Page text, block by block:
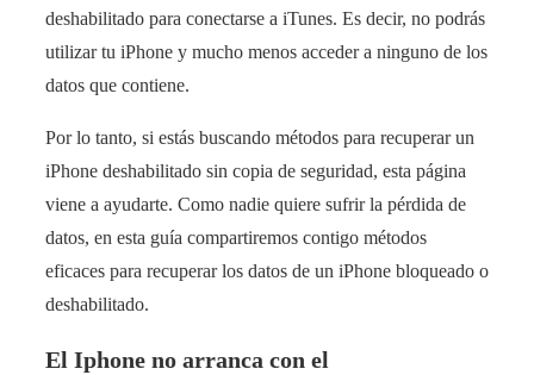
deshabilitado para conectarse a iTunes. Es decir, no podrás
utilizar tu iPhone y mucho menos acceder a ninguno de los
datos que contiene.
Por lo tanto, si estás buscando métodos para recuperar un
iPhone deshabilitado sin copia de seguridad, esta página
viene a ayudarte. Como nadie quiere sufrir la pérdida de
datos, en esta guía compartiremos contigo métodos
eficaces para recuperar los datos de un iPhone bloqueado o
deshabilitado.
El Iphone no arranca con el